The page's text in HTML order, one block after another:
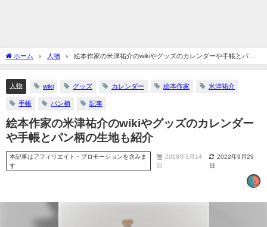
ホーム 人物
絵本作家の米津祐介のwikiやグッズのカレンダーや手帳とパン
柄の生地も紹介
人物 wiki グッズ カレンダー 絵本作家 米津祐介
手帳 パン柄 記事
絵本作家の米津祐介のwikiやグッズのカレンダー
や手帳とパン柄の生地も紹介
本記事はアフィリエイト・プロモーションを含みま
す
2018年3月14
日
2022年9月29
日